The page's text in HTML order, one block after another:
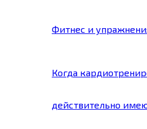
Фитнес и
Когда
действительно